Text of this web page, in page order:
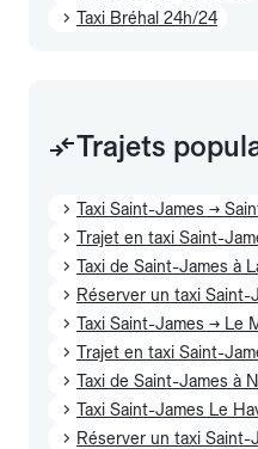
Taxi Bréhal 24h/24
Trajets
Taxi Saint-James →
Trajet en taxi Saint-
Taxi de Saint-James à
Réserver un taxi
Taxi Saint-James → Le
Trajet en taxi Saint-
Taxi de Saint-James à
Taxi Saint-James Le
Réserver un taxi